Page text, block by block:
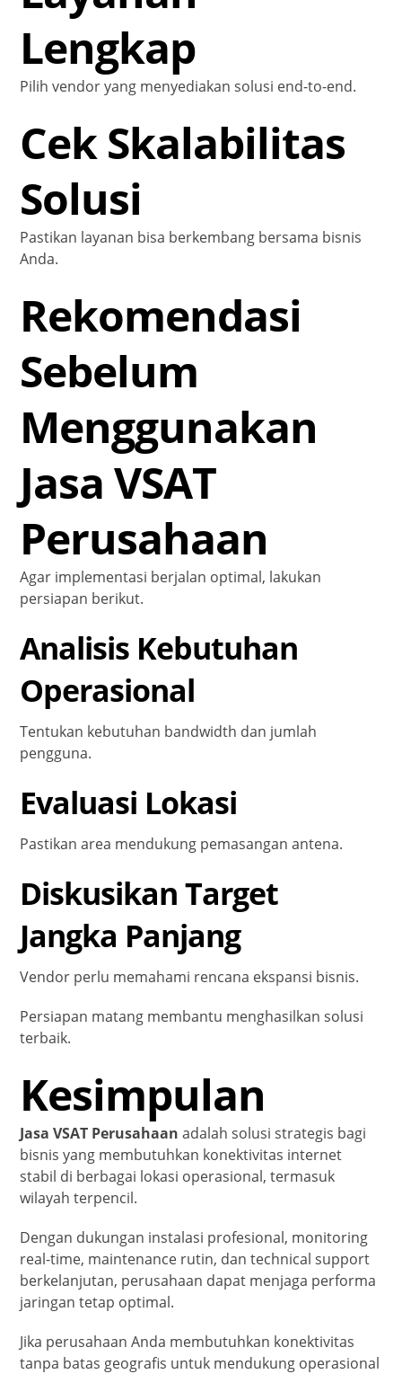
Lengkap
Pilih vendor yang menyediakan solusi end-to-end.
Cek Skalabilitas
Solusi
Pastikan layanan bisa berkembang bersama bisnis
Anda.
Rekomendasi
Sebelum
Menggunakan
Jasa VSAT
Perusahaan
Agar implementasi berjalan optimal, lakukan
persiapan berikut.
Analisis Kebutuhan
Operasional
Tentukan kebutuhan bandwidth dan jumlah
pengguna.
Evaluasi Lokasi
Pastikan area mendukung pemasangan antena.
Diskusikan Target
Jangka Panjang
Vendor perlu memahami rencana ekspansi bisnis.
Persiapan matang membantu menghasilkan solusi
terbaik.
Kesimpulan
Jasa VSAT Perusahaan adalah solusi strategis bagi
bisnis yang membutuhkan konektivitas internet
stabil di berbagai lokasi operasional, termasuk
wilayah terpencil.
Dengan dukungan instalasi profesional, monitoring
real-time, maintenance rutin, dan technical support
berkelanjutan, perusahaan dapat menjaga performa
jaringan tetap optimal.
Jika perusahaan Anda membutuhkan konektivitas
tanpa batas geografis untuk mendukung operasional